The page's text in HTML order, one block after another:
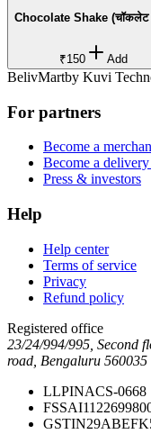
Chocolate Shake
₹150 Add
BelivMartby Kuvi
For partners
Become a
Become a
Press & investors
Help
Help center
Terms of service
Privacy
Refund policy
Registered office
23/24/994/995, Second
road, Bengaluru 560035
LLPINACS-0668
FSSAI
GSTIN